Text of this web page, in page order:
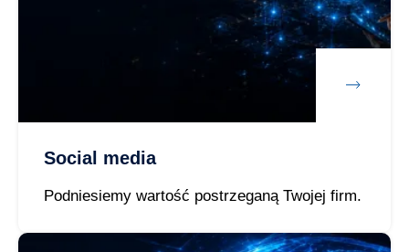
Social media
Podniesiemy wartość postrzeganą Twojej firm.